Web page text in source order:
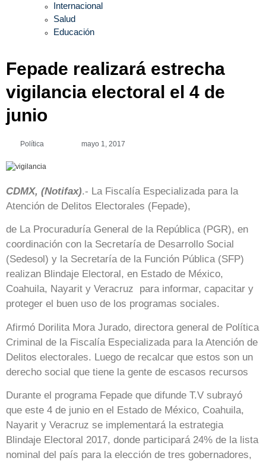
Internacional
Salud
Educación
Fepade realizará estrecha
vigilancia electoral el 4 de
junio
Política mayo 1, 2017
CDMX, (Notifax).- La Fiscalía Especializada para la
Atención de Delitos Electorales (Fepade),
de La Procuraduría General de la República (PGR), en
coordinación con la Secretaría de Desarrollo Social
(Sedesol) y la Secretaría de la Función Pública (SFP)
realizan Blindaje Electoral, en Estado de México,
Coahuila, Nayarit y Veracruz para informar, capacitar y
proteger el buen uso de los programas sociales.
Afirmó Dorilita Mora Jurado, directora general de Política
Criminal de la Fiscalía Especializada para la Atención de
Delitos electorales. Luego de recalcar que estos son un
derecho social que tiene la gente de escasos recursos
Durante el programa Fepade que difunde T.V subrayó
que este 4 de junio en el Estado de México, Coahuila,
Nayarit y Veracruz se implementará la estrategia
Blindaje Electoral 2017, donde participará 24% de la lista
nominal del país para la elección de tres gobernadores,